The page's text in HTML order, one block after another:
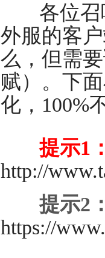
各位召
外服的客
么，但需
赋）。下
化，100%
提示1
http://
提示2
https://